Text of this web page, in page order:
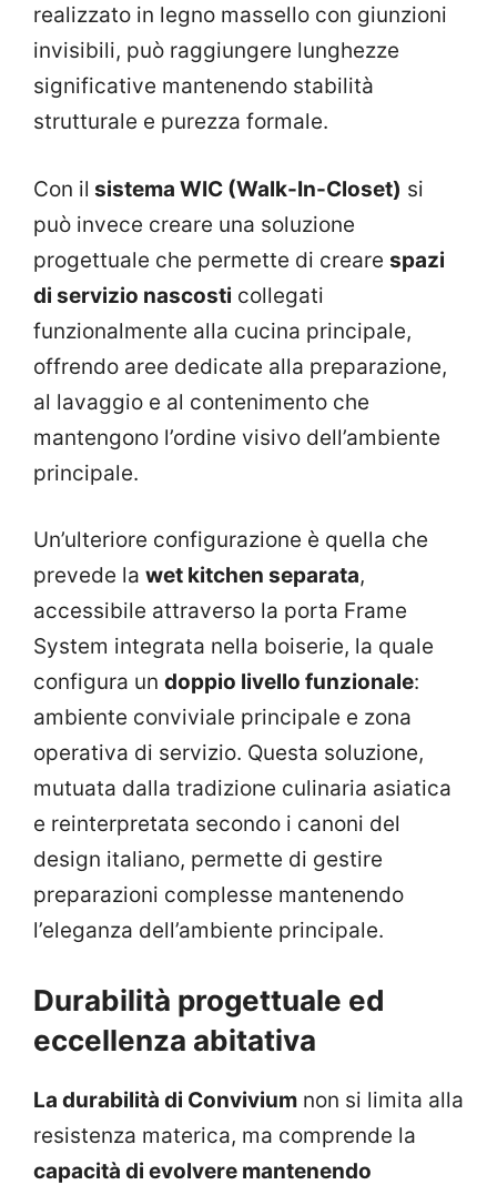
realizzato in legno massello con giunzioni
invisibili, può raggiungere lunghezze
significative mantenendo stabilità
strutturale e purezza formale.
Con il sistema WIC (Walk-In-Closet) si
può invece creare una soluzione
progettuale che permette di creare spazi
di servizio nascosti collegati
funzionalmente alla cucina principale,
offrendo aree dedicate alla preparazione,
al lavaggio e al contenimento che
mantengono l’ordine visivo dell’ambiente
principale.
Un’ulteriore configurazione è quella che
prevede la wet kitchen separata,
accessibile attraverso la porta Frame
System integrata nella boiserie, la quale
configura un doppio livello funzionale:
ambiente conviviale principale e zona
operativa di servizio. Questa soluzione,
mutuata dalla tradizione culinaria asiatica
e reinterpretata secondo i canoni del
design italiano, permette di gestire
preparazioni complesse mantenendo
l’eleganza dell’ambiente principale.
Durabilità progettuale ed
eccellenza abitativa
La durabilità di Convivium non si limita alla
resistenza materica, ma comprende la
capacità di evolvere mantenendo